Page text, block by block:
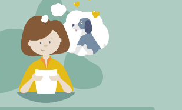
Créer un mémorial